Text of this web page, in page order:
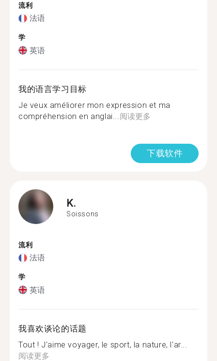
流利
法语
学
英语
我的语言学习目标
Je veux améliorer mon expression et ma
compréhension en anglai... 阅读更多
下载软件
K.
Soissons
流利
法语
学
英语
我喜欢谈论的话题
Tout ! J'aime voyager, le sport, la nature, l'ar...
阅读更多